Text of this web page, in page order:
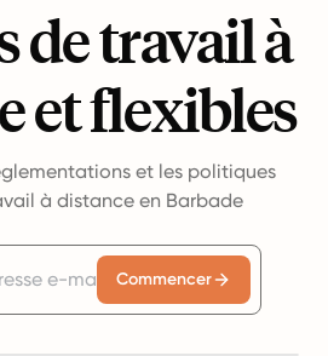
de travail à
et flexibles
et les politiques
à distance en Barbade
Commencer